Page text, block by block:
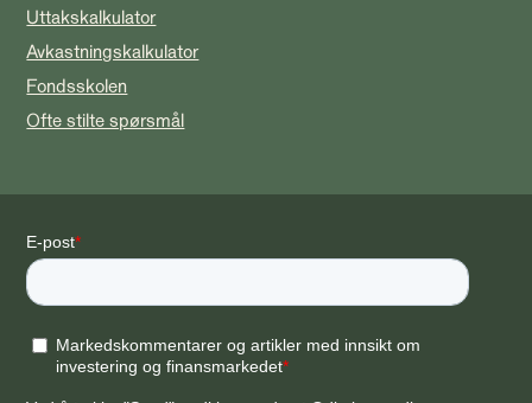
Uttakskalkulator
Avkastningskalkulator
Fondsskolen
Ofte stilte spørsmål